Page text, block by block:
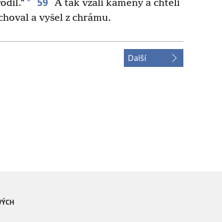
A tak vzali kameny a chtěli
a vyšel z chrámu.
Další